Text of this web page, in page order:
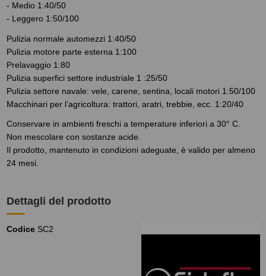
- Medio 1:40/50
- Leggero 1:50/100
Pulizia normale automezzi 1:40/50
Pulizia motore parte esterna 1:100
Prelavaggio 1:80
Pulizia superfici settore industriale 1 :25/50
Pulizia settore navale: vele, carene, sentina, locali motori 1:50/100
Macchinari per l’agricoltura: trattori, aratri, trebbie, ecc. 1:20/40
Conservare in ambienti freschi a temperature inferiori a 30° C.
Non mescolare con sostanze acide.
Il prodotto, mantenuto in condizioni adeguate, è valido per almeno
24 mesi.
Dettagli del prodotto
Codice SC2